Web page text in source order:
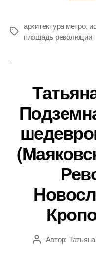
Метки
архитектура метро,
площадь революции
АвторАвтор: